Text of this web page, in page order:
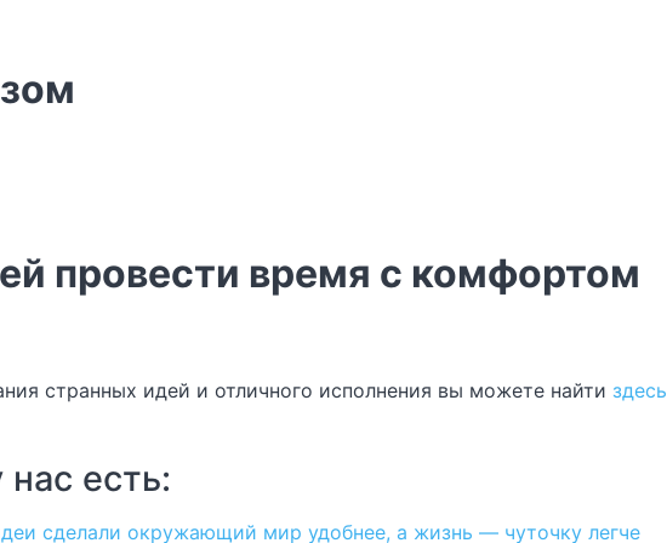
провести время с комфортом
странных идей и отличного исполнения вы можете найти здесь
есть:
сделали окружающий мир удобнее, а жизнь — чуточку легче